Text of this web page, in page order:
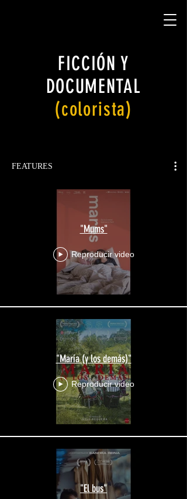
FICCIÓN Y
DOCUMENTAL
(colorista)
FEATURES
"Mums"
Reproducir video
"María (y los demás)"
Reproducir video
"El bus"